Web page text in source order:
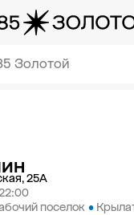
Золотой
25А
поселок •